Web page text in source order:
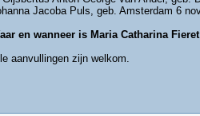
Jacoba Puls, geb. Amsterdam 6
en wanneer is Maria Catharina
aanvullingen zijn welkom.